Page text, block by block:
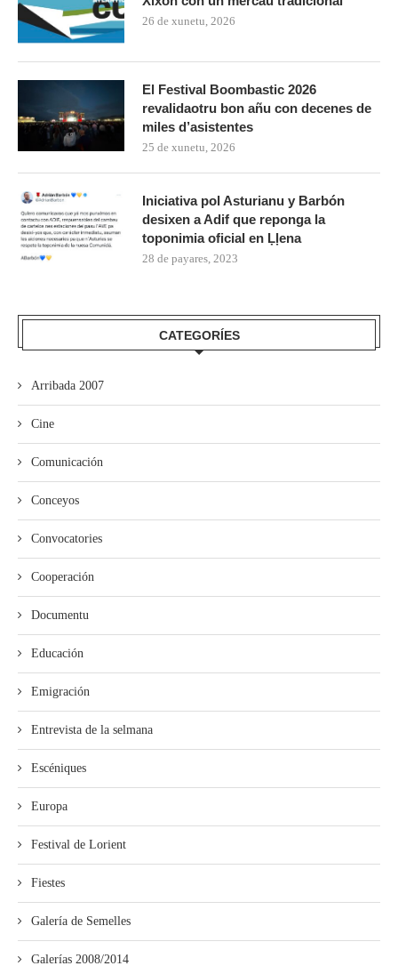
26 de xunetu, 2026
El Festival Boombastic 2026
revalidaotru bon añu con decenes de
miles d’asistentes
25 de xunetu, 2026
Iniciativa pol Asturianu y Barbón
desixen a Adif que reponga la
toponimia oficial en Ḷḷena
28 de payares, 2023
CATEGORÍES
Arribada 2007
Cine
Comunicación
Conceyos
Convocatories
Cooperación
Documentu
Educación
Emigración
Entrevista de la selmana
Escéniques
Europa
Festival de Lorient
Fiestes
Galería de Semelles
Galerías 2008/2014